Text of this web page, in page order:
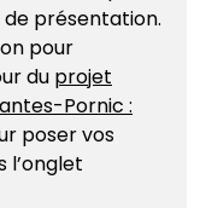
de présentation.
pour
du projet
Pornic :
dans un nouvel
poser vos
l’onglet